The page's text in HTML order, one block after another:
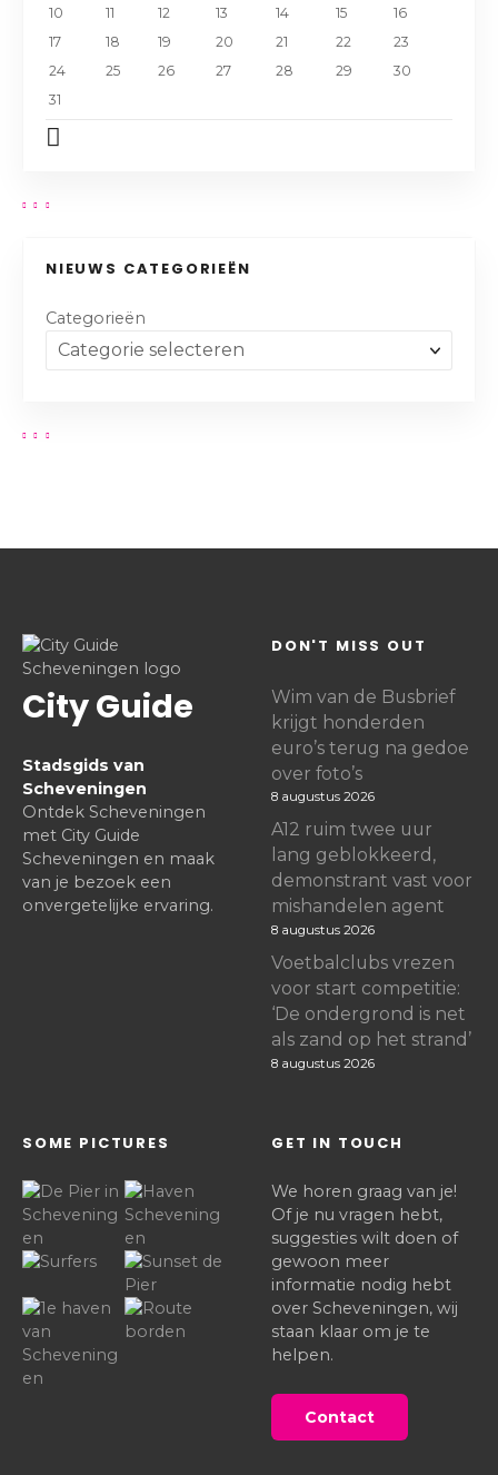
10
11 12 13 14 15
16
17
18 19 20 21 22
23
24
25 26 27 28 29
30
31
NIEUWS CATEGORIEËN
Categorieën
City Guide
Stadsgids van
Scheveningen
Ontdek Scheveningen
met City Guide
Scheveningen en maak
van je bezoek een
onvergetelijke ervaring.
DON'T MISS OUT
Wim van de Busbrief
krijgt honderden
euro’s terug na gedoe
over foto’s
8 augustus 2026
A12 ruim twee uur
lang geblokkeerd,
demonstrant vast voor
mishandelen agent
8 augustus 2026
Voetbalclubs vrezen
voor start competitie:
‘De ondergrond is net
als zand op het strand’
8 augustus 2026
SOME PICTURES GET IN TOUCH
We horen graag van je!
Of je nu vragen hebt,
suggesties wilt doen of
gewoon meer
informatie nodig hebt
over Scheveningen, wij
staan klaar om je te
helpen.
Contact